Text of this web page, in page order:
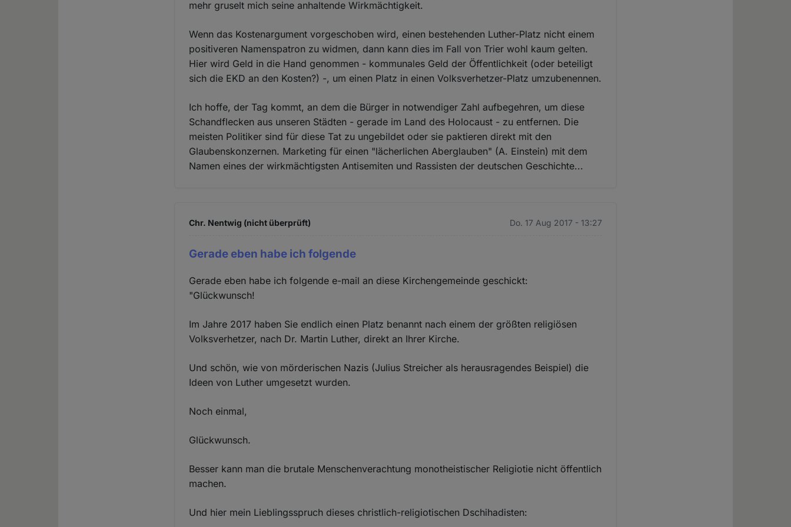
mehr gruselt mich seine anhaltende Wirkmächtigkeit.
Wenn das Kostenargument vorgeschoben wird, einen bestehenden Luther-Platz nicht einem
positiveren Namenspatron zu widmen, dann kann dies im Fall von Trier wohl kaum gelten.
Hier wird Geld in die Hand genommen - kommunales Geld der Öffentlichkeit (oder beteiligt
sich die EKD an den Kosten?) -, um einen Platz in einen Volksverhetzer-Platz umzubenennen.
Ich hoffe, der Tag kommt, an dem die Bürger in notwendiger Zahl aufbegehren, um diese
Schandflecken aus unseren Städten - gerade im Land des Holocaust - zu entfernen. Die
meisten Politiker sind für diese Tat zu ungebildet oder sie paktieren direkt mit den
Glaubenskonzernen. Marketing für einen "lächerlichen Aberglauben" (A. Einstein) mit dem
Namen eines der wirkmächtigsten Antisemiten und Rassisten der deutschen Geschichte...
Chr. Nentwig (nicht überprüft) Do. 17 Aug 2017 - 13:27
Gerade eben habe ich folgende
Gerade eben habe ich folgende e-mail an diese Kirchengemeinde geschickt:
"Glückwunsch!
Im Jahre 2017 haben Sie endlich einen Platz benannt nach einem der größten religiösen
Volksverhetzer, nach Dr. Martin Luther, direkt an Ihrer Kirche.
Und schön, wie von mörderischen Nazis (Julius Streicher als herausragendes Beispiel) die
Ideen von Luther umgesetzt wurden.
Noch einmal,
Glückwunsch.
Besser kann man die brutale Menschenverachtung monotheistischer Religiotie nicht öffentlich
machen.
Und hier mein Lieblingsspruch dieses christlich-religiotischen Dschihadisten: